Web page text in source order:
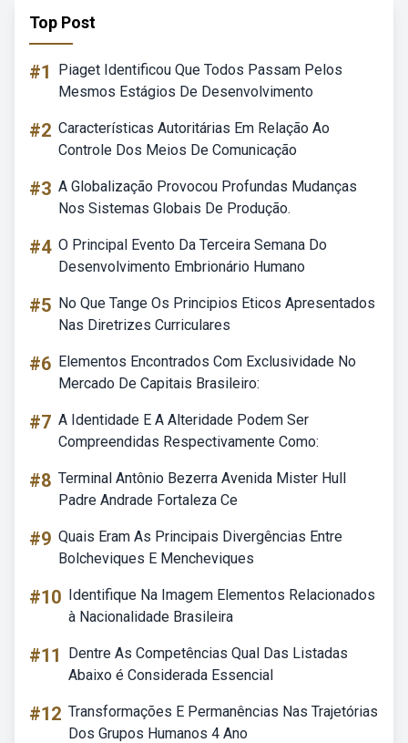
Top Post
#1
Piaget Identificou Que Todos Passam Pelos
Mesmos Estágios De Desenvolvimento
#2 Características Autoritárias Em Relação Ao
Controle Dos Meios De Comunicação
#3 A Globalização Provocou Profundas Mudanças
Nos Sistemas Globais De Produção.
#4 O Principal Evento Da Terceira Semana Do
Desenvolvimento Embrionário Humano
#5 No Que Tange Os Principios Eticos Apresentados
Nas Diretrizes Curriculares
#6 Elementos Encontrados Com Exclusividade No
Mercado De Capitais Brasileiro:
#7 A Identidade E A Alteridade Podem Ser
Compreendidas Respectivamente Como:
#8 Terminal Antônio Bezerra Avenida Mister Hull
Padre Andrade Fortaleza Ce
#9 Quais Eram As Principais Divergências Entre
Bolcheviques E Mencheviques
#10 Identifique Na Imagem Elementos Relacionados
à Nacionalidade Brasileira
#11
Dentre As Competências Qual Das Listadas
Abaixo é Considerada Essencial
#12 Transformações E Permanências Nas Trajetórias
Dos Grupos Humanos 4 Ano